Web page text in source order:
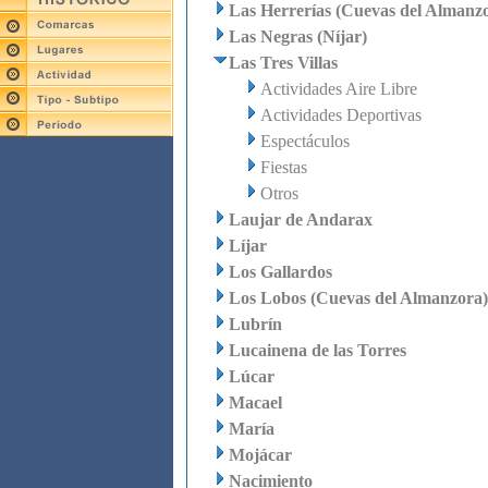
Las Herrerías (Cuevas del
Las Negras (Níjar)
Las Tres Villas
Actividades Aire Libre
Actividades Deportivas
Espectáculos
Fiestas
Otros
Laujar de Andarax
Líjar
Los Gallardos
Los Lobos (Cuevas del Almanzora)
Lubrín
Lucainena de las Torres
Lúcar
Macael
María
Mojácar
Nacimiento